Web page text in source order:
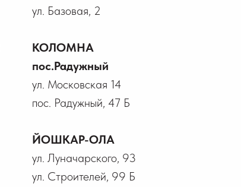
ул. Базовая, 2
КОЛОМНА
пос.Радужный
ул. Московская 14
пос. Радужный, 47 Б
ЙОШКАР-ОЛА
ул. Луначарского, 93
ул. Строителей, 99 Б